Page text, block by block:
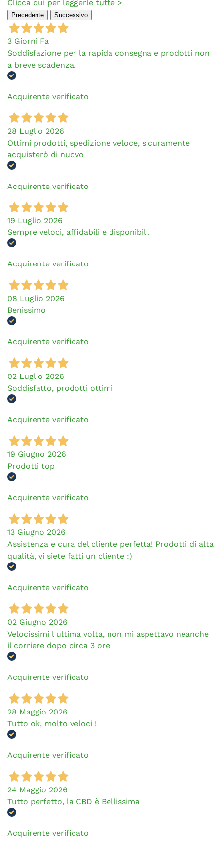
Clicca qui per leggerle tutte >
Precedente Successivo
3 Giorni Fa
Soddisfazione per la rapida consegna e prodotti non
a breve scadenza.
Acquirente verificato
28 Luglio 2026
Ottimi prodotti, spedizione veloce, sicuramente
acquisterò di nuovo
Acquirente verificato
19 Luglio 2026
Sempre veloci, affidabili e disponibili.
Acquirente verificato
08 Luglio 2026
Benissimo
Acquirente verificato
02 Luglio 2026
Soddisfatto, prodotti ottimi
Acquirente verificato
19 Giugno 2026
Prodotti top
Acquirente verificato
13 Giugno 2026
Assistenza e cura del cliente perfetta! Prodotti di alta
qualità, vi siete fatti un cliente :)
Acquirente verificato
02 Giugno 2026
Velocissimi l ultima volta, non mi aspettavo neanche
il corriere dopo circa 3 ore
Acquirente verificato
28 Maggio 2026
Tutto ok, molto veloci !
Acquirente verificato
24 Maggio 2026
Tutto perfetto, la CBD è Bellissima
Acquirente verificato